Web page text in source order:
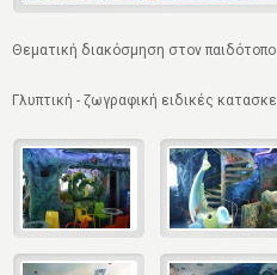
Θεματική διακόσμηση στον
Γλυπτική - ζωγραφική ειδικές